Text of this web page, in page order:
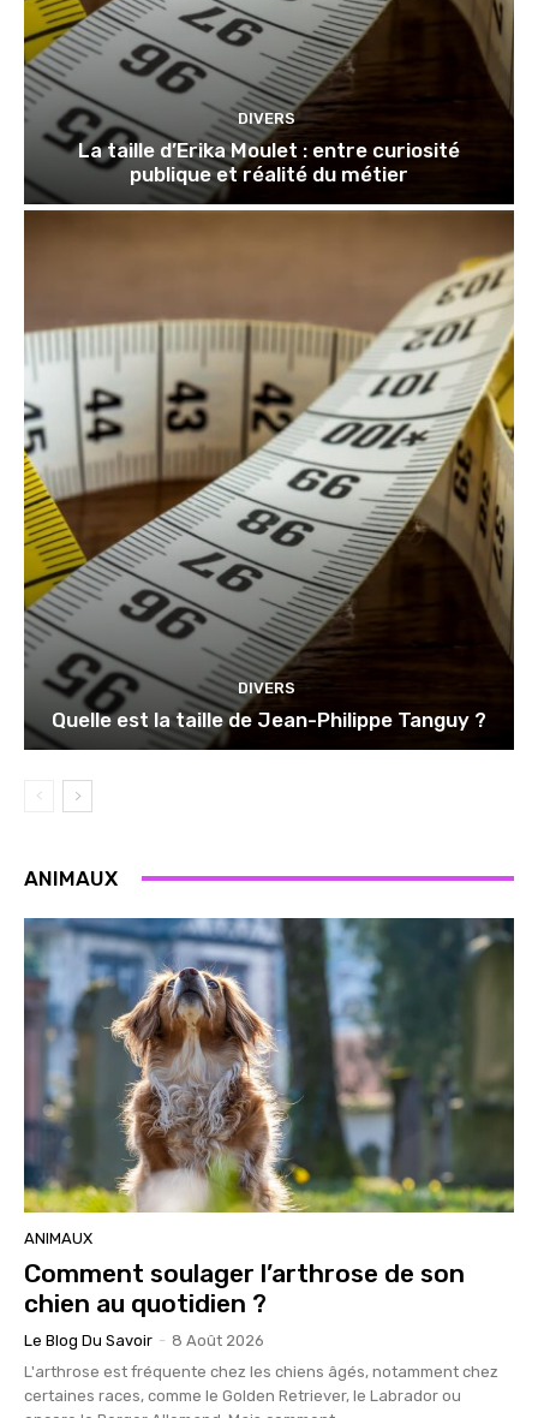
DIVERS
La taille d’Erika Moulet : entre curiosité
publique et réalité du métier
DIVERS
Quelle est la taille de Jean-Philippe Tanguy ?
ANIMAUX
ANIMAUX
Comment soulager l’arthrose de son
chien au quotidien ?
Le Blog Du Savoir - 8 Août 2026
L'arthrose est fréquente chez les chiens âgés, notamment chez
certaines races, comme le Golden Retriever, le Labrador ou